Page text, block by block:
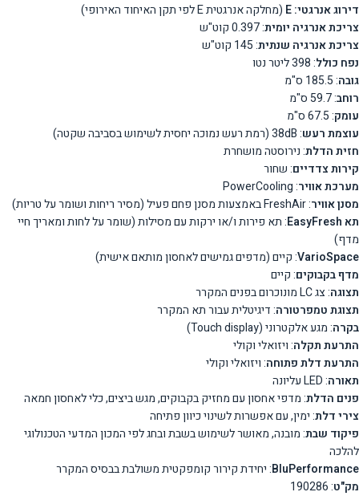
דירוג אנרגטי: E
(מחלקה אנרגטית E לפי תקן האיחוד האירופי)
צריכת אנרגיה יומית: 0.397 קוט"ש
צריכת אנרגיה שנתית: 145 קוט"ש
נפח כולל: 398 ליטר נטו
גובה: 185.5 ס"מ
רוחב: 59.7 ס"מ
עומק: 67.5 ס"מ
עוצמת רעש: 38dB (רמת רעש נמוכה יחסית לשימוש בסביבה שקטה)
חזית הדלת: נירוסטה מושחרת
קירות צדדיים: שחור
מערכת אוויר: PowerCooling
מסנן אוויר: FreshAir באמצעות מסנן פחם פעיל (מסיר ריחות ושומר על טריות)
תא EasyFresh
: תא פירות ו/או ירקות עם מסילות (שומר על לחות ומאריך חיי
מדף)
VarioSpace: קיים (מדפים גמישים לאחסון מותאם אישית)
מדף בקבוקים: קיים
תצוגה: צג LC מונוכרום בפנים המקרר
תצוגת טמפרטורה: דיגיטלית עבור תא המקרר
בקרה: מגע אלקטרוני (Touch display)
התרעת תקלה: ויזואלי וקולי
התרעת דלת פתוחה: ויזואלי וקולי
תאורה: LED עליונה
פנים הדלת: מדפי אחסון עם מחזיק בקבוקים, מגש ביצים, כלי לאחסון חמאה
צירי דלת: ימין, עם אפשרות לשינוי כיוון פתיחה
פיקוד שבת: מובנה, מאושר לשימוש בשבת ובחג לפי המכון המדעי הטכנולוגי
להלכה
BluPerformance: יחידת קירור קומפקטית משולבת בבסיס המקרר
מק"ט: 190286